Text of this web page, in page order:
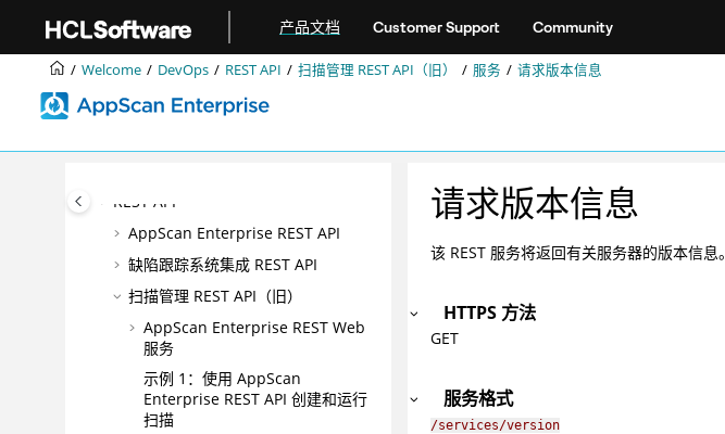
产品文档 Customer Support Community
Welcome DevOps REST API 扫描管理 REST API（旧） 服务 请求版本信息
企业的AppScan®无障碍功能
产品概述
正在安装
升级和迁移
REST API
AppScan Enterprise REST API
缺陷跟踪系统集成 REST API
扫描管理 REST API（旧）
AppScan Enterprise REST Web
服务
示例 1：使用 AppScan
Enterprise REST API 创建和运行
扫描
请求版本信息
该 REST 服务将返回有关服务器的版本信息。
HTTPS 方法
GET
服务格式
/services/version